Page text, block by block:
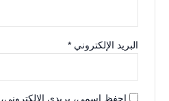
البريد الإلكتروني*
احفظ اسمي، بريدي الإلكتروني،